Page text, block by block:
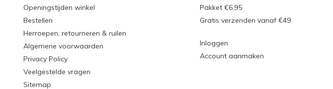
Openingstijden winkel
Bestellen
Herroepen, retourneren & ruilen
Algemene voorwaarden
Privacy Policy
Veelgestelde vragen
Sitemap
Pakket €6,95
Gratis verzenden vanaf €49
Inloggen
Account aanmaken